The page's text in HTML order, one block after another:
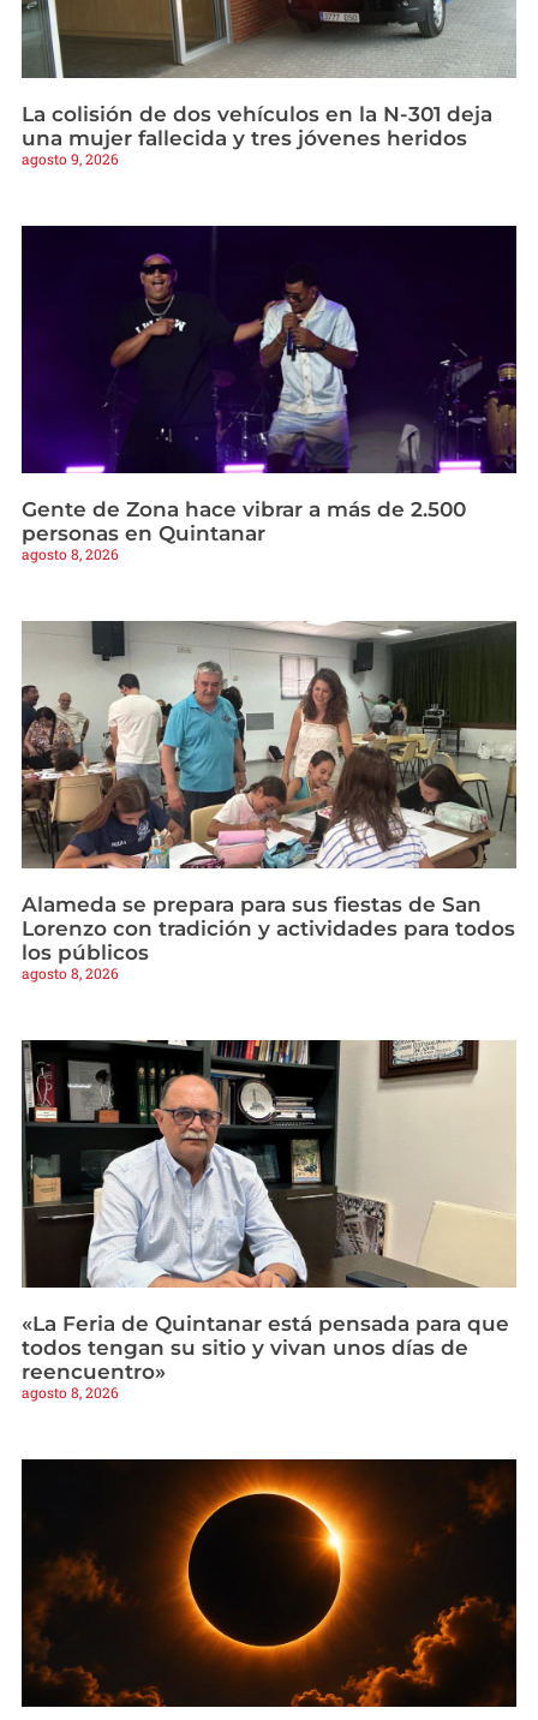
La colisión de dos vehículos en la N-301 deja
una mujer fallecida y tres jóvenes heridos
agosto 9, 2026
Gente de Zona hace vibrar a más de 2.500
personas en Quintanar
agosto 8, 2026
Alameda se prepara para sus fiestas de San
Lorenzo con tradición y actividades para todos
los públicos
agosto 8, 2026
«La Feria de Quintanar está pensada para que
todos tengan su sitio y vivan unos días de
reencuentro»
agosto 8, 2026